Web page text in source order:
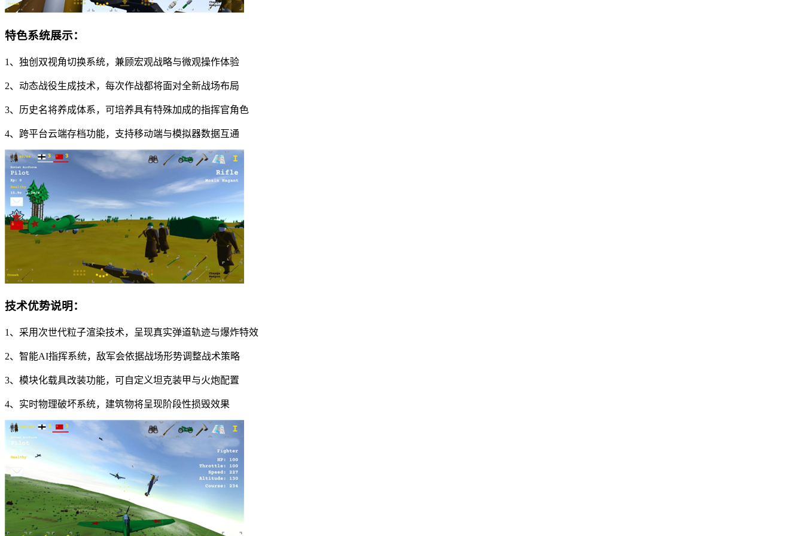
特色系统展示：
1、独创双视角切换系统，兼顾宏观战略与微观操作体验
2、动态战役生成技术，每次作战都将面对全新战场布局
3、历史名将养成体系，可培养具有特殊加成的指挥官角色
4、跨平台云端存档功能，支持移动端与模拟器数据互通
技术优势说明：
1、采用次世代粒子渲染技术，呈现真实弹道轨迹与爆炸特效
2、智能AI指挥系统，敌军会依据战场形势调整战术策略
3、模块化载具改装功能，可自定义坦克装甲与火炮配置
4、实时物理破坏系统，建筑物将呈现阶段性损毁效果